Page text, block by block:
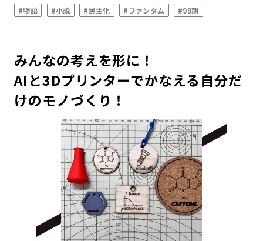
#物語 #小説 #民主化 #ファンダム #99期
みんなの考えを形に！
AIと3Dプリンターでかなえる自分だ
けのモノづくり！